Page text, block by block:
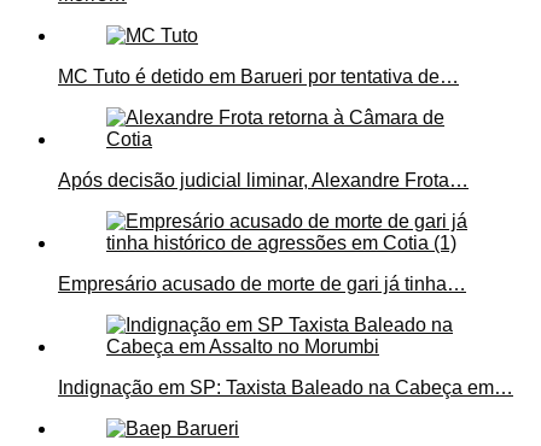
MC Tuto é detido em Barueri por tentativa de…
Após decisão judicial liminar, Alexandre Frota…
Empresário acusado de morte de gari já tinha…
Indignação em SP: Taxista Baleado na Cabeça em…